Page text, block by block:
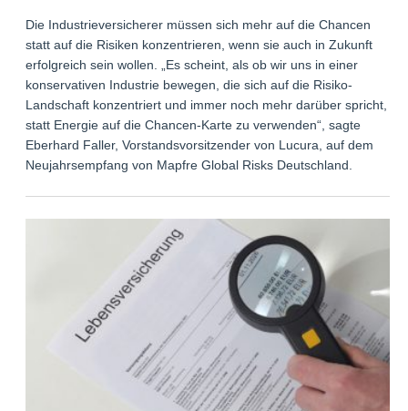
Die Industrieversicherer müssen sich mehr auf die Chancen
statt auf die Risiken konzentrieren, wenn sie auch in Zukunft
erfolgreich sein wollen. „Es scheint, als ob wir uns in einer
konservativen Industrie bewegen, die sich auf die Risiko-
Landschaft konzentriert und immer noch mehr darüber spricht,
statt Energie auf die Chancen-Karte zu verwenden“, sagte
Eberhard Faller, Vorstandsvorsitzender von Lucura, auf dem
Neujahrsempfang von Mapfre Global Risks Deutschland.